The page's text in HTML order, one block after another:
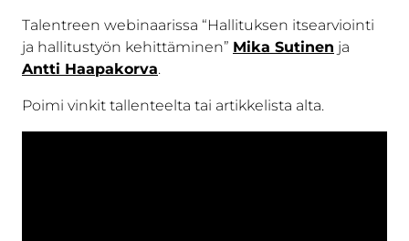
Talentreen webinaarissa “Hallituksen itsearviointi
ja hallitustyön kehittäminen” Mika Sutinen ja
Antti Haapakorva.
Poimi vinkit tallenteelta tai artikkelista alta.